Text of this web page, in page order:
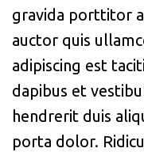
gravida porttitor
auctor quis
adipiscing est
dapibus et
hendrerit duis
porta dolor.